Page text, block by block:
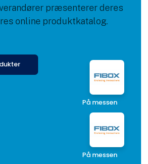
På messen
På messen
præsenterer deres
online produktkatalog.